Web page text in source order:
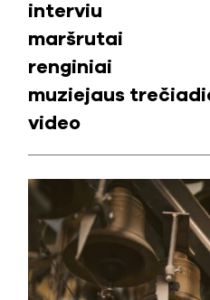
interviu
maršrutai
renginiai
muziejaus
video